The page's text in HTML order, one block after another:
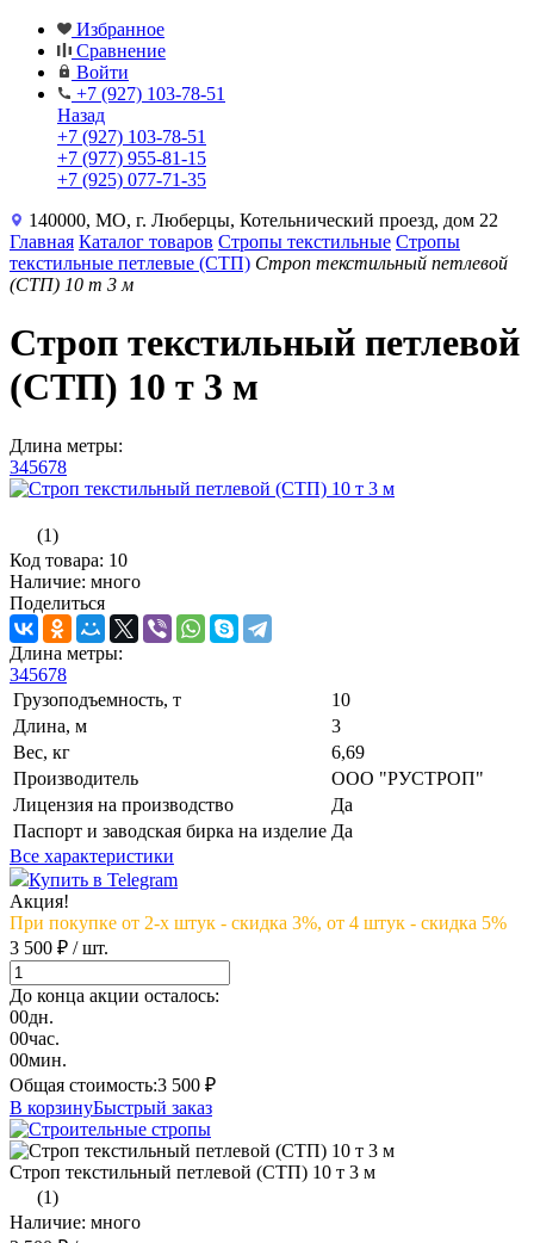
Избранное
Сравнение
Войти
+7 (927) 103-78-51
Назад
+7 (927) 103-78-51
+7 (977) 955-81-15
+7 (925) 077-71-35
140000, МО, г. Люберцы, Котельнический проезд, дом 22
Главная Каталог товаров Стропы текстильные Стропы
текстильные петлевые (СТП) Строп текстильный петлевой
(СТП) 10 т 3 м
Строп текстильный петлевой
(СТП) 10 т 3 м
Длина метры:
345678
(1)
Код товара: 10
Наличие: много
Поделиться
Длина метры:
345678
Грузоподъемность, т
10
Длина, м
3
Вес, кг
6,69
Производитель
ООО "РУСТРОП"
Лицензия на производство
Да
Паспорт и заводская бирка на изделие Да
Все характеристики
Купить в Telegram
Акция!
При покупке от 2-х штук - скидка 3%, от 4 штук - скидка 5%
3 500 ₽ / шт.
До конца акции осталось:
00дн.
00час.
00мин.
Общая стоимость:3 500 ₽
В корзинуБыстрый заказ
Строп текстильный петлевой (СТП) 10 т 3 м
(1)
Наличие: много